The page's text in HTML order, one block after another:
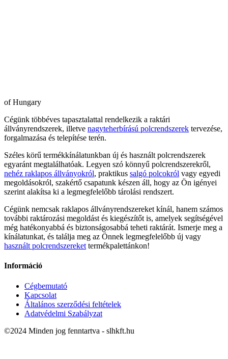
of Hungary
Cégünk többéves tapasztalattal rendelkezik a raktári
állványrendszerek, illetve nagyteherbírású polcrendszerek tervezése,
forgalmazása és telepítése terén.
Széles körű termékkínálatunkban új és használt polcrendszerek
egyaránt megtalálhatóak. Legyen szó könnyű polcrendszerekről,
nehéz raklapos állványokról, praktikus salgó polcokról vagy egyedi
megoldásokról, szakértő csapatunk készen áll, hogy az Ön igényei
szerint alakítsa ki a legmegfelelőbb tárolási rendszert.
Cégünk nemcsak raklapos állványrendszereket kínál, hanem számos
további raktározási megoldást és kiegészítőt is, amelyek segítségével
még hatékonyabbá és biztonságosabbá teheti raktárát. Ismerje meg a
kínálatunkat, és találja meg az Önnek legmegfelelőbb új vagy
használt polcrendszereket termékpalettánkon!
Információ
Cégbemutató
Kapcsolat
Általános szerződési feltételek
Adatvédelmi Szabályzat
©2024 Minden jog fenntartva - slhkft.hu